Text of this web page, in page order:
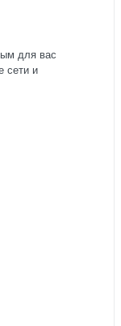
для вас
сети и